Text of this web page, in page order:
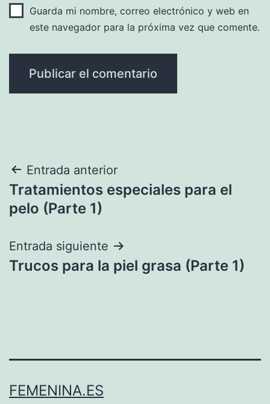
Guarda mi nombre, correo electrónico y web en
este navegador para la próxima vez que comente.
Navegación
de
Entrada anterior
Tratamientos especiales para el
pelo (Parte 1)
Entrada siguiente
Trucos para la piel grasa (Parte 1)
FEMENINA.ES